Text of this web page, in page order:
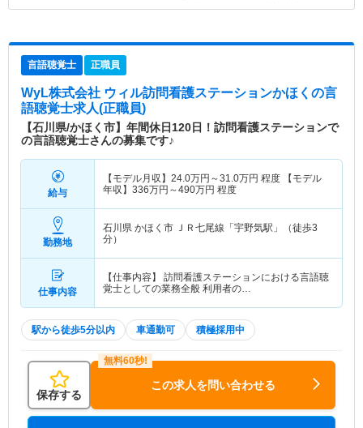
言語聴覚士 正職員
WyL株式会社 ウィル訪問看護ステーションかほく の言
語聴覚士求人(正職員)
【石川県/かほく市】年間休日120日！訪問看護ステーションで
の言語聴覚士さんの募集です♪
給与
【モデル月収】 24.0万円～31.0万円 程度 【モデル
年収】 336万円～490万円 程度
勤務地
石川県 かほく市 ＪＲ七尾線「宇野気駅」（徒歩3
分）
仕事内容
【仕事内容】 訪問看護ステーションにおける言語聴
覚士としての業務全般 利用者の…
駅から徒歩5分以内 車通勤可 積極採用中
保存する
この求人を問い合わせる